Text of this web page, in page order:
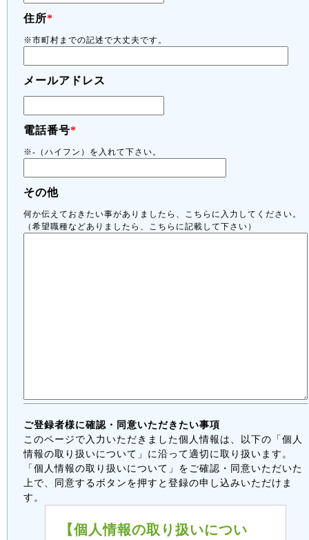
住所*
※市町村までの記述で大丈夫です。
メールアドレス
電話番号*
※-（ハイフン）を入れて下さい。
その他
何か伝えておきたい事がありましたら、こちらに入力してください。
（希望職種などありましたら、こちらに記載して下さい）
ご登録者様に確認・同意いただきたい事項
このページで入力いただきました個人情報は、以下の「個人
情報の取り扱いについて」に沿って適切に取り扱います。
「個人情報の取り扱いについて」をご確認・同意いただいた
上で、同意するボタンを押すと登録の申し込みいただけま
す。
【個人情報の取り扱いについ